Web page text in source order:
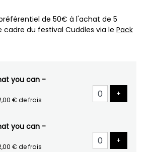
de 50€ à l'achat de 5
cadre du festival Cuddles via le Pack
you can -
€ de frais
+
you can -
€ de frais
+